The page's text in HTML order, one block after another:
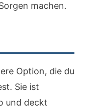
machen.
Option, die du
Sie ist
und deckt